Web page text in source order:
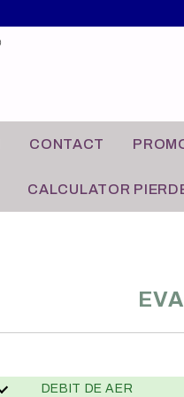
CONTACT
GRILE
CALCULATOR
DEBIT DE AER